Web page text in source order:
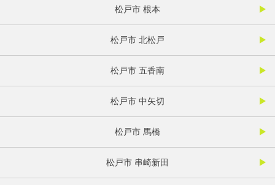
松戸市 根本
松戸市 北松戸
松戸市 五香南
松戸市 中矢切
松戸市 馬橋
松戸市 串崎新田